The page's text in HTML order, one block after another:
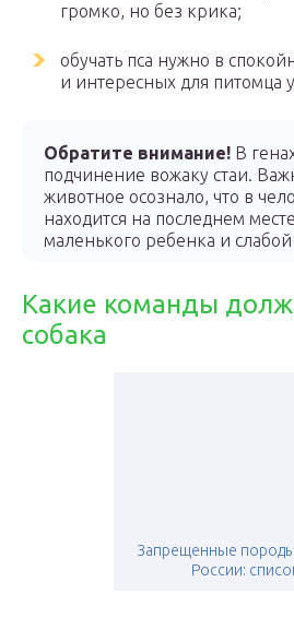
громко, но без крика;
обучать пса нужно в
и интересных для питомца
Обратите внимание! В
подчинение вожаку стаи.
животное осознало, что в
находится на последнем
маленького ребенка и
Какие команды
собака
Запрещенные
России: